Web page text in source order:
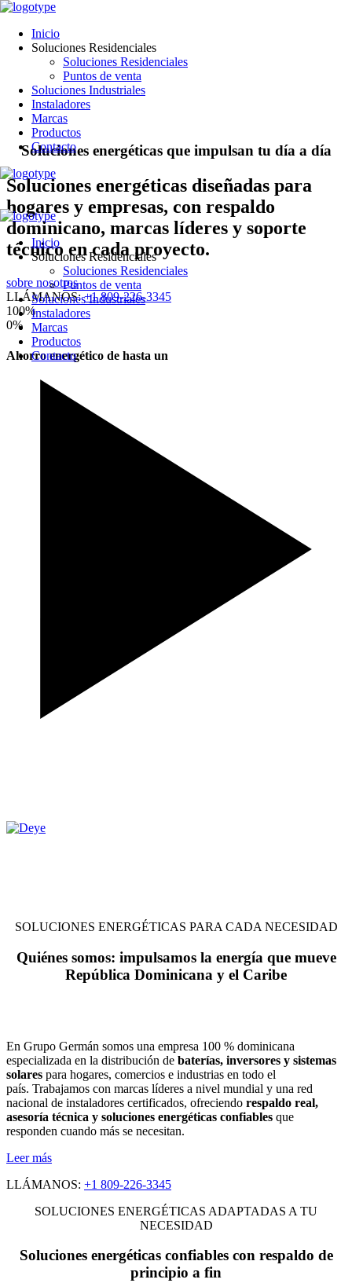
Inicio
Soluciones Residenciales
Soluciones Residenciales
Puntos de venta
Soluciones Industriales
Instaladores
Marcas
Productos
Contacto
Inicio
Soluciones Residenciales
Soluciones Residenciales
Puntos de venta
Soluciones Industriales
Instaladores
Marcas
Productos
Contacto
Soluciones energéticas que impulsan tu día a día
Soluciones energéticas diseñadas para
hogares y empresas, con respaldo
dominicano, marcas líderes y soporte
técnico en cada proyecto.
sobre nosotros
LLÁMANOS:+1 809-226-3345
100%
0%
Ahorro energético de hasta un
SOLUCIONES ENERGÉTICAS PARA CADA NECESIDAD
Quiénes somos: impulsamos la energía que mueve
República Dominicana y el Caribe
En Grupo Germán somos una empresa 100 % dominicana
especializada en la distribución de baterías, inversores y sistemas
solares para hogares, comercios e industrias en todo el
país. Trabajamos con marcas líderes a nivel mundial y una red
nacional de instaladores certificados, ofreciendo respaldo real,
asesoría técnica y soluciones energéticas confiables que
responden cuando más se necesitan.
Leer más
LLÁMANOS: +1 809-226-3345
SOLUCIONES ENERGÉTICAS ADAPTADAS A TU
NECESIDAD
Soluciones energéticas confiables con respaldo de
principio a fin